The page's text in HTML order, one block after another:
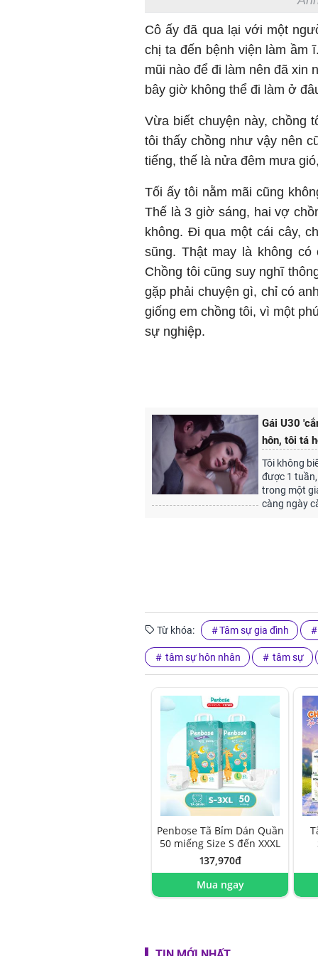
Cô ấy đã qua lại với một
chị ta đến bệnh viện làm ầm
mũi nào để đi làm nên đã xin
bây giờ không thể đi làm ở
Vừa biết chuyện này, chồng
tôi thấy chồng như vậy nên
tiếng, thế là nửa đêm mưa
Tối ấy tôi nằm mãi cũng
Thế là 3 giờ sáng, hai vợ
không. Đi qua một cái cây,
sũng. Thật may là không
Chồng tôi cũng suy nghĩ
gặp phải chuyện gì, chỉ có
giống em chồng tôi, vì một
sự nghiệp.
Gái U30
hôn, tôi tá
Tôi không
được 1
trong một
càng ngày
Từ khóa: Tâm sự gia đình
tâm sự hôn nhân tâm sự
Penbose Tã Bỉm Dán Quần
50 miếng Size S đến XXXL
137,970đ
Mua ngay